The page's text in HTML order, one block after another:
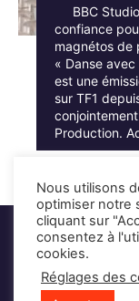
BBC
confiance
magnétos de
« Danse
est une
sur TF1
Production.
Hervé
Nous utilisons
optimiser notre
cliquant sur
consentez à
cookies.
Réglages des